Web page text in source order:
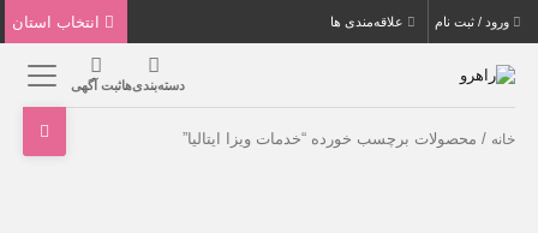
ورود / ثبت نام علاقه‌مندی ها
دسته‌بندی‌هاثبت آگهی
خانه / محصولات برچسب خورده “خدمات ویزا ایتالیا”